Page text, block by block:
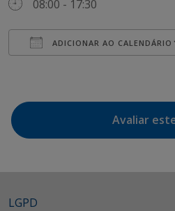
08:00 - 17:30
ADICIONAR AO CALENDÁRIO
Avaliar
LGPD